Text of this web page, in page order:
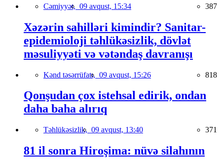
Cəmiyyət, 09 avqust, 15:34 387
Xəzərin sahilləri kimindir? Sanitar-
epidemioloji təhlükəsizlik, dövlət
məsuliyyəti və vətəndaş davranışı
Kənd təsərrüfatı, 09 avqust, 15:26 818
Qonşudan çox istehsal edirik, ondan
daha baha alırıq
Təhlükəsizlik, 09 avqust, 13:40 371
81 il sonra Hiroşima: nüvə silahının